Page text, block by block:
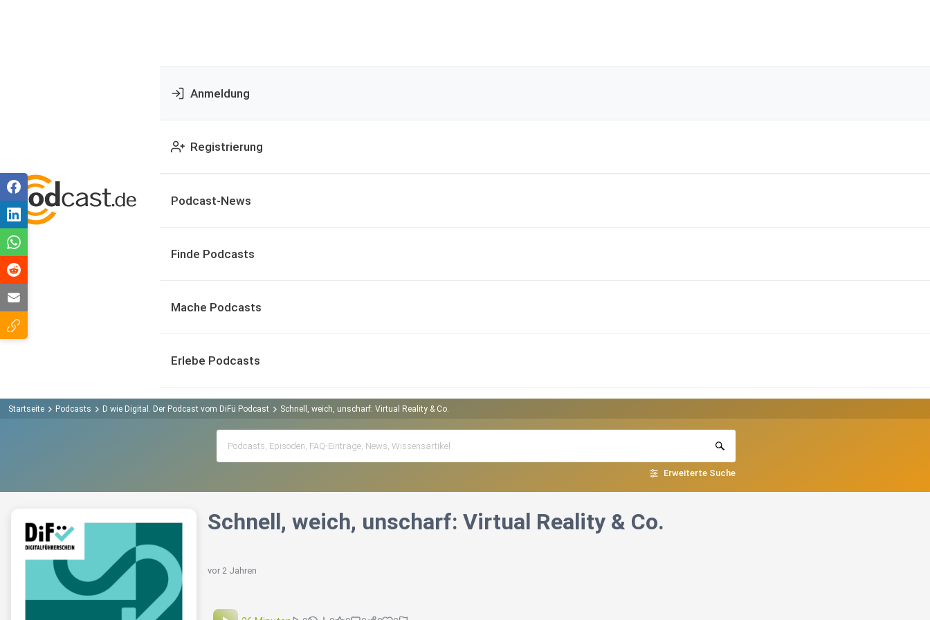
Anmeldung
Registrierung
Podcast-News
Finde Podcasts
Mache Podcasts
Erlebe Podcasts
Startseite Podcasts D wie Digital. Der Podcast vom DiFü Podcast Schnell, weich, unscharf: Virtual Reality & Co.
Erweiterte Suche
Schnell, weich, unscharf: Virtual Reality & Co.
vor 2 Jahren